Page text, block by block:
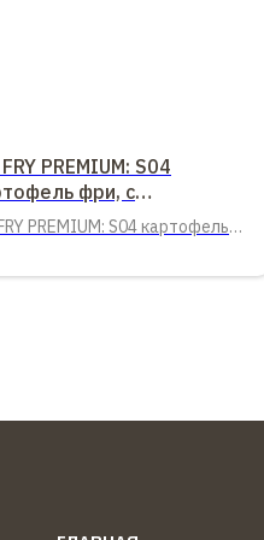
PREMIUM: S04
фри, с
9х9
PREMIUM: S04 картофель